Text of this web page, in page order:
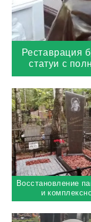
Реставрация
статуи с
Восстановление
и
благоустройство
места